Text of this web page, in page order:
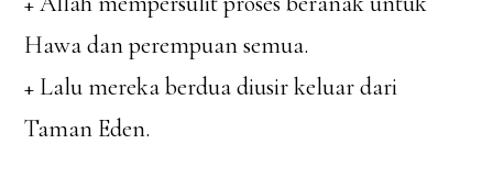
Hawa dan perempuan semua.
+ Lalu mereka berdua diusir keluar dari
Taman Eden.